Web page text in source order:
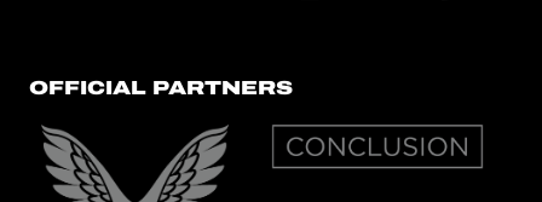
OFFICIAL PARTNERS